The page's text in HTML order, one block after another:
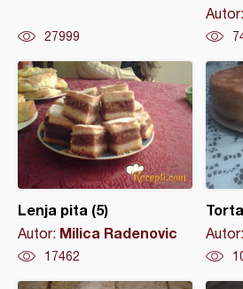
27999
Autor:
Lenja pita (5)
Autor: Milica Radenovic
17462
Autor: